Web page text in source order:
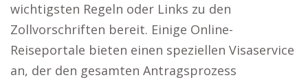
wichtigsten Regeln oder Links zu den
Zollvorschriften bereit. Einige Online-
Reiseportale bieten einen speziellen Visaservice
an, der den gesamten Antragsprozess